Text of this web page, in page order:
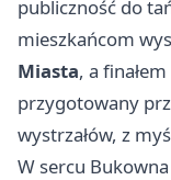
publiczność do
mieszkańcom
Miasta, a
przygotowany
wystrzałów, z
W sercu